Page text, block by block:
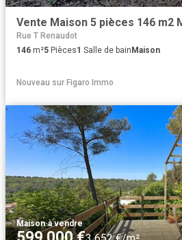
Rue T Renaudot
146 m²5 Pièces1 Salle de bainMaison
Nouveau sur Figaro Immo
Maison·à vendre